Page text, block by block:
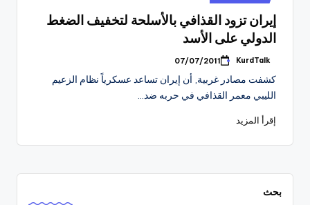
في
إيران تزود القذافي بالأسلحة لتخفيف الضغط
الدولي على الأسد
تمّ
بواسطة
KurdTalk
07/07/2011
كشفت مصادر غربية, أن إيران تساعد عسكرياً نظام الزعيم
الليبي معمر القذافي في حربه ضد…
إقرأ المزيد
بحث